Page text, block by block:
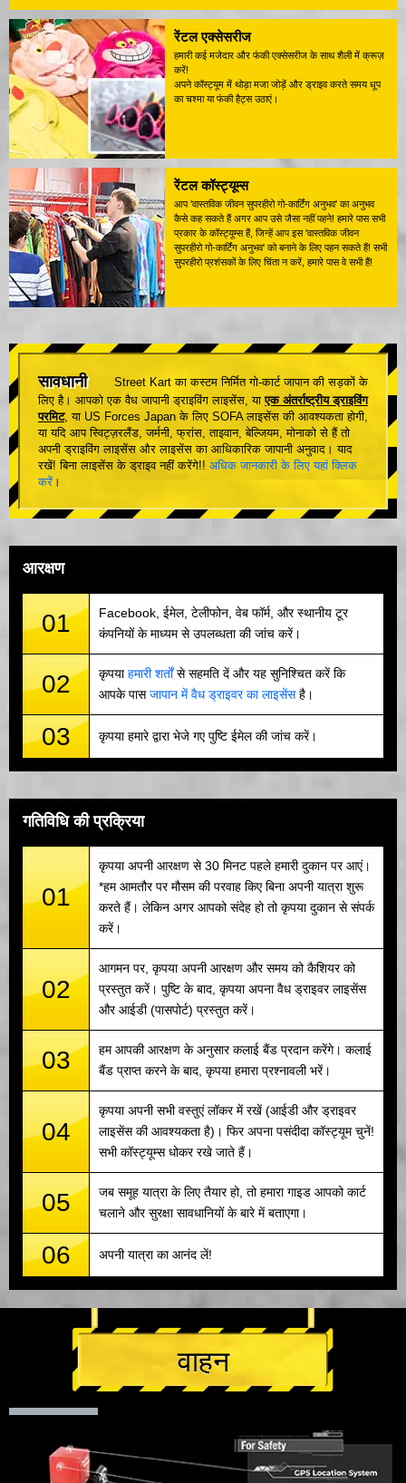
रेंटल एक्सेसरीज
हमारी कई मजेदार और फंकी एक्सेसरीज के साथ शैली में क्रूज़
करें!
अपने कॉस्ट्यूम में थोड़ा मजा जोड़ें और ड्राइव करते समय धूप
का चश्मा या फंकी हैट्स उठाएं।
रेंटल कॉस्ट्यूम्स
आप 'वास्तविक जीवन सुपरहीरो गो-कार्टिंग अनुभव' का अनुभव
कैसे कह सकते हैं अगर आप उसे जैसा नहीं पहने! हमारे पास सभी
प्रकार के कॉस्ट्यूम्स हैं, जिन्हें आप इस 'वास्तविक जीवन
सुपरहीरो गो-कार्टिंग अनुभव' को बनाने के लिए पहन सकते हैं! सभी
सुपरहीरो प्रशंसकों के लिए चिंता न करें, हमारे पास वे सभी हैं!
सावधानी
Street Kart का कस्टम निर्मित गो-कार्ट जापान की सड़कों के
लिए है। आपको एक वैध जापानी ड्राइविंग लाइसेंस, याएक अंतर्राष्ट्रीय ड्राइविंग
परमिट, या US Forces Japan के लिए SOFA लाइसेंस की आवश्यकता होगी,
या यदि आप स्विट्ज़रलैंड, जर्मनी, फ्रांस, ताइवान, बेल्जियम, मोनाको से हैं तो
अपनी ड्राइविंग लाइसेंस और लाइसेंस का आधिकारिक जापानी अनुवाद। याद
रखें! बिना लाइसेंस के ड्राइव नहीं करेंगे!! अधिक जानकारी के लिए यहां क्लिक
करें ।
आरक्षण
01
Facebook, ईमेल, टेलीफोन, वेब फॉर्म, और स्थानीय टूर
कंपनियों के माध्यम से उपलब्धता की जांच करें।
02 कृपयाहमारी शर्तोंसे सहमति दें और यह सुनिश्चित करें कि
आपके पासजापान में वैध ड्राइवर का लाइसेंसहै।
03 कृपया हमारे द्वारा भेजे गए पुष्टि ईमेल की जांच करें।
गतिविधि की प्रक्रिया
01
कृपया अपनी आरक्षण से 30 मिनट पहले हमारी दुकान पर आएं।
*हम आमतौर पर मौसम की परवाह किए बिना अपनी यात्रा शुरू
करते हैं। लेकिन अगर आपको संदेह हो तो कृपया दुकान से संपर्क
करें।
02
आगमन पर, कृपया अपनी आरक्षण और समय को कैशियर को
प्रस्तुत करें। पुष्टि के बाद, कृपया अपना वैध ड्राइवर लाइसेंस
और आईडी (पासपोर्ट) प्रस्तुत करें।
03
हम आपकी आरक्षण के अनुसार कलाई बैंड प्रदान करेंगे। कलाई
बैंड प्राप्त करने के बाद, कृपया हमारा प्रश्नावली भरें।
04
कृपया अपनी सभी वस्तुएं लॉकर में रखें (आईडी और ड्राइवर
लाइसेंस की आवश्यकता है)। फिर अपना पसंदीदा कॉस्ट्यूम चुनें!
सभी कॉस्ट्यूम्स धोकर रखे जाते हैं।
05
जब समूह यात्रा के लिए तैयार हो, तो हमारा गाइड आपको कार्ट
चलाने और सुरक्षा सावधानियों के बारे में बताएगा।
06 अपनी यात्रा का आनंद लें!
वाहन